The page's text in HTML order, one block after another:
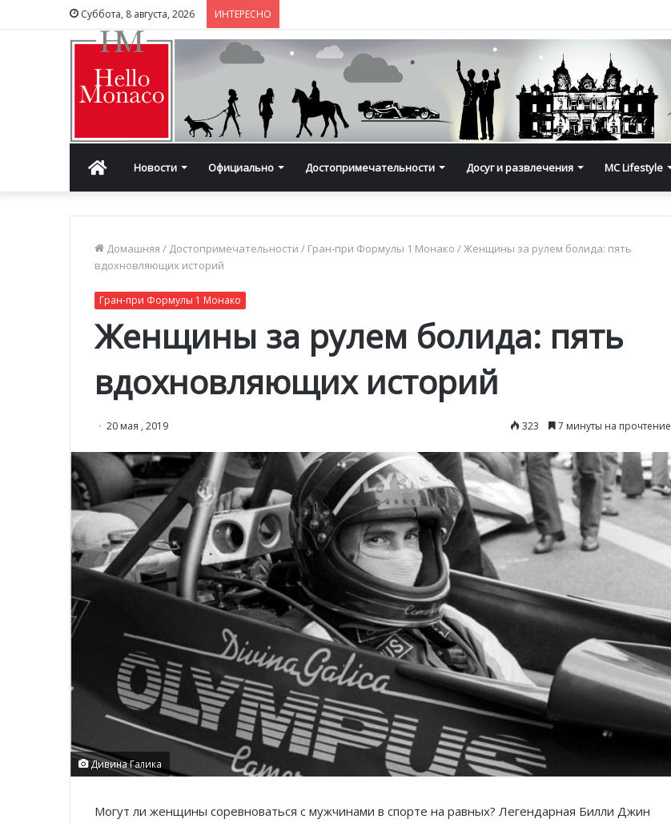
Суббота, 8 августа, 2026 ИНТЕРЕСНО
ГлавнаяНовости Официально Достопримечательности Досуг и развлечения MC Lifestyle
Домашняя / Достопримечательности / Гран-при Формулы 1 Монако /Женщины за рулем болида: пять
вдохновляющих историй
Гран-при Формулы 1 Монако
Женщины за рулем болида: пять
вдохновляющих историй
20 мая , 2019 323 7 минуты на прочтение
Дивина Галика
Могут ли женщины соревноваться с мужчинами в спорте на равных? Легендарная Билли Джин